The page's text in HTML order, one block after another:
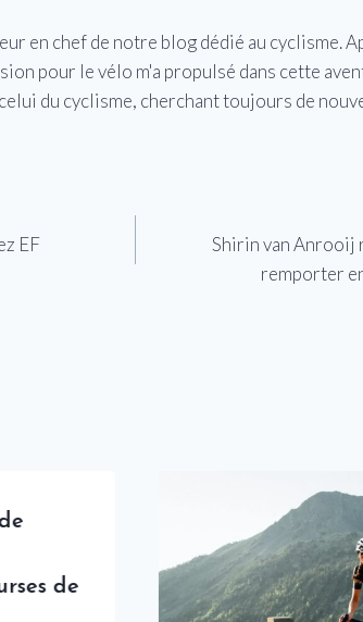
en chef de notre blog dédié au cyclisme.
pour le vélo m'a propulsé dans cette
du cyclisme, cherchant toujours de
EF
Shirin van Anrooij
remporter
de